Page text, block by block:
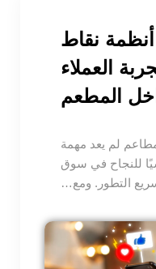
أنظمة نقاط
العملاء
المطعم
لم يعد مهمة
للنجاح في سوق
التطور. ومع…